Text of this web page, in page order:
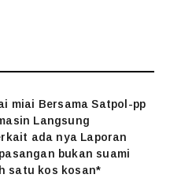
miai Bersama Satpol-pp
Langsung
ada nya Laporan
bukan suami
satu kos kosan*